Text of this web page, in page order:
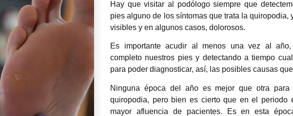
Hay que visitar al podólogo siempre que
pies alguno de los síntomas que trata la quiropodia,
visibles y en algunos casos, dolorosos.
Es importante acudir al menos una vez al año,
completo nuestros pies y detectando a tiempo
para poder diagnosticar, así, las posibles causas
Ninguna época del año es mejor que otra para
quiropodia, pero bien es cierto que en el periodo
mayor afluencia de pacientes. Es en esta